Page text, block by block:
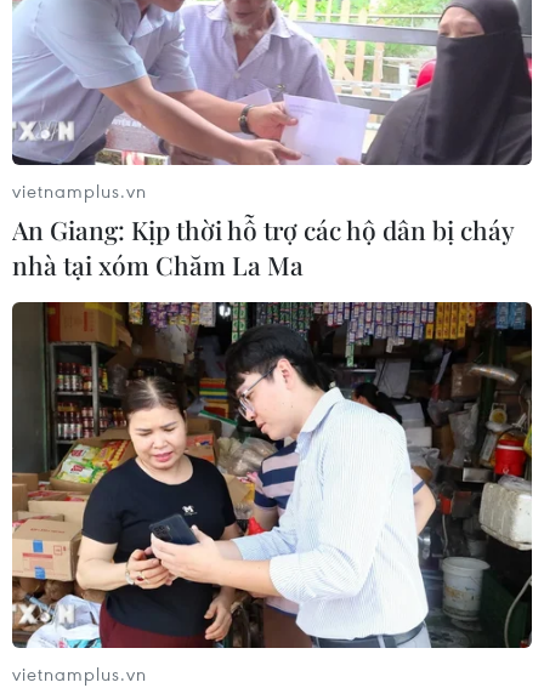
Tuyên Quang khẩn trương khắc
phục sạt lở trên các tuyến giao thông
06/08/2026 11:54
Thi công trở lại dự án sửa chữa Quốc
lộ 30 sau phản ánh của TTXVN
06/08/2026 09:42
Hà Nội tăng tốc thi công
đường Vành đai 1 đoạn Hoàng Cầu-
Voi Phục
06/08/2026 09:07
Đồng Nai yêu cầu đẩy nhanh tiến độ
dự án kết nối vùng, sân bay Long
Thành
06/08/2026 09:05
vietnamplus.vn
An Giang: Kịp thời hỗ trợ các hộ dân bị cháy
nhà tại xóm Chăm La Ma
vietnamplus.vn